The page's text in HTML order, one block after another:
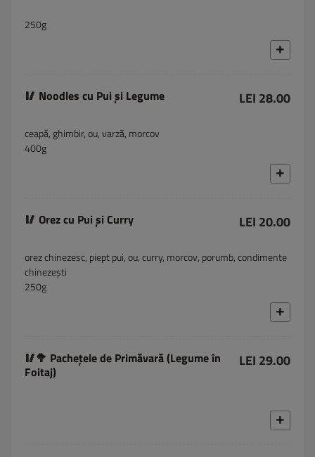
250g
🥢 Noodles cu Pui și Legume LEI 28.00
ceapă, ghimbir, ou, varză, morcov
400g
🥢 Orez cu Pui și Curry LEI 20.00
orez chinezesc, piept pui, ou, curry, morcov, porumb, condimente
chinezești
250g
🥢🥦 Pachețele de Primăvară (Legume în
Foitaj)
LEI 29.00